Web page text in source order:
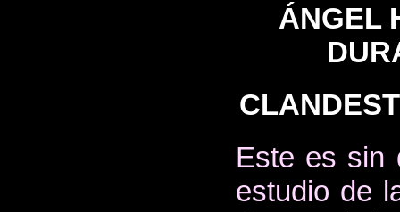
ÁNGEL
Este es sin
estudio de